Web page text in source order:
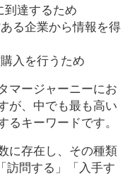
到達するため
る企業から情報を得
入を行うため
マージャーニーにお
が、中でも最も高い
キーワードです。
に存在し、その種類
訪問する」「入手す